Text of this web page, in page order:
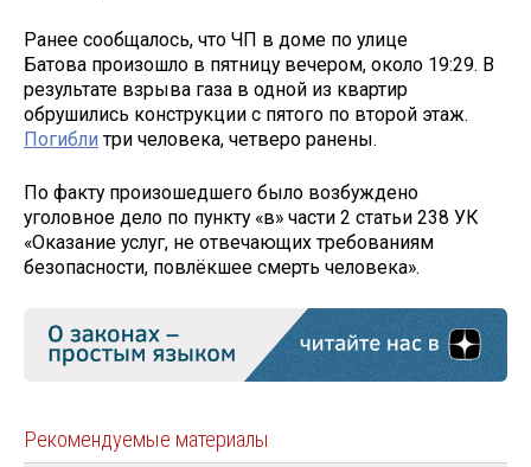
Ранее сообщалось, что ЧП в доме по улице
Батова произошло в пятницу вечером, около 19:29. В
результате взрыва газа в одной из квартир
обрушились конструкции с пятого по второй этаж.
Погибли три человека, четверо ранены.
По факту произошедшего было возбуждено
уголовное дело по пункту «в» части 2 статьи 238 УК
«Оказание услуг, не отвечающих требованиям
безопасности, повлёкшее смерть человека».
Рекомендуемые материалы